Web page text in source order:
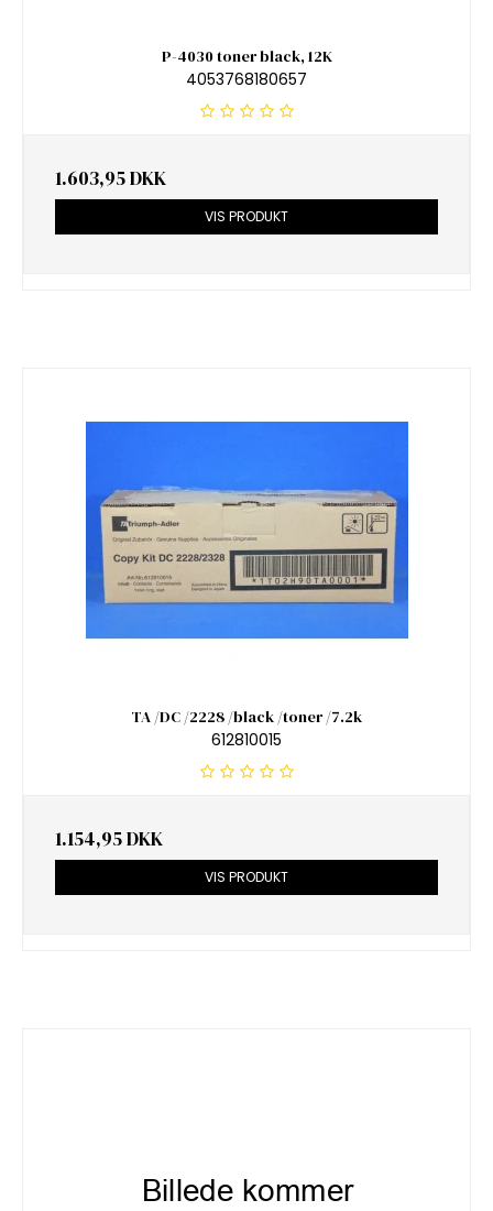
P-4030 toner black, 12K
4053768180657
1.603,95 DKK
VIS PRODUKT
TA /DC /2228 /black /toner /7.2k
612810015
1.154,95 DKK
VIS PRODUKT